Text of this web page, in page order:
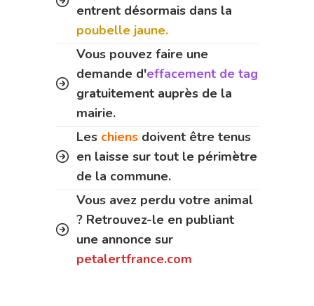
entrent désormais dans la
poubelle jaune.
Vous pouvez faire une
demande d'effacement de tag
gratuitement auprès de la
mairie.
Les chiens doivent être tenus
en laisse sur tout le périmètre
de la commune.
Vous avez perdu votre animal
? Retrouvez-le en publiant
une annonce sur
petalertfrance.com